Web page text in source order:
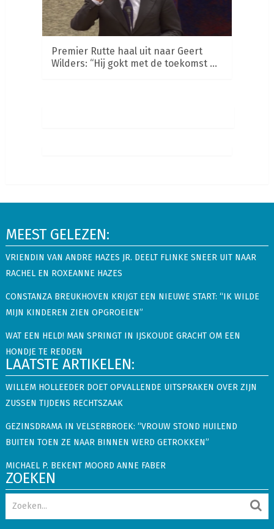
Premier Rutte haal uit naar Geert
Wilders: “Hij gokt met de toekomst …
MEEST GELEZEN:
VRIENDIN VAN ANDRE HAZES JR. DEELT FLINKE SNEER UIT NAAR
RACHEL EN ROXEANNE HAZES
CONSTANZA BREUKHOVEN KRIJGT EEN NIEUWE START: “IK WILDE
MIJN KINDEREN ZIEN OPGROEIEN”
WAT EEN HELD! MAN SPRINGT IN IJSKOUDE GRACHT OM EEN
HONDJE TE REDDEN
LAATSTE ARTIKELEN:
WILLEM HOLLEEDER DOET OPVALLENDE UITSPRAKEN OVER ZIJN
ZUSSEN TIJDENS RECHTSZAAK
GEZINSDRAMA IN VELSERBROEK: “VROUW STOND HUILEND
BUITEN TOEN ZE NAAR BINNEN WERD GETROKKEN”
MICHAEL P. BEKENT MOORD ANNE FABER
ZOEKEN